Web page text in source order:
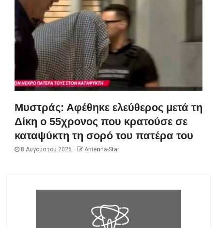
Μυστράς: Αφέθηκε ελεύθερος μετά τη
Δίκη ο 55χρονος που κρατούσε σε
καταψύκτη τη σορό του πατέρα του
8 Αυγούστου 2026 Antenna-Star